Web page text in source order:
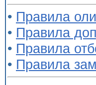
• Правила
• Правила
• Правила
• Правила